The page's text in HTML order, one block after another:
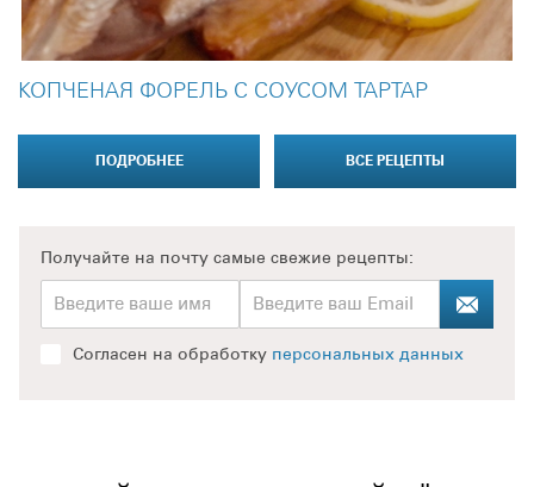
КОПЧЕНАЯ ФОРЕЛЬ С СОУСОМ ТАРТАР
ПОДРОБНЕЕ ВСЕ РЕЦЕПТЫ
Получайте на почту самые свежие рецепты:
Согласен на обработку персональных данных